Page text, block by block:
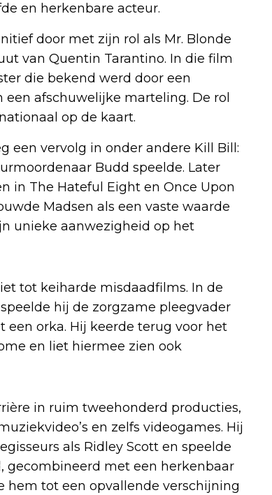
en herkenbare acteur.
door met zijn rol als Mr. Blonde
van Quentin Tarantino. In die film
die bekend werd door een
afschuwelijke marteling. De rol
op de kaart.
een vervolg in onder andere Kill Bill:
Budd speelde. Later
in The Hateful Eight en Once Upon
Madsen als een vaste waarde
unieke aanwezigheid op het
tot keiharde misdaadfilms. In de
hij de zorgzame pleegvader
orka. Hij keerde terug voor het
en liet hiermee zien ook
in ruim tweehonderd producties,
en zelfs videogames. Hij
als Ridley Scott en speelde
gecombineerd met een herkenbaar
hem tot een opvallende verschijning